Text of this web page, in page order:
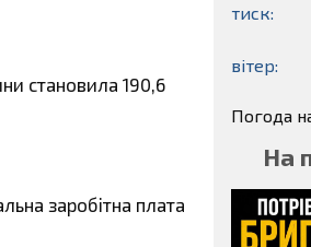
становила 190,6
заробітна плата
тиск:
вітер:
Погода
На